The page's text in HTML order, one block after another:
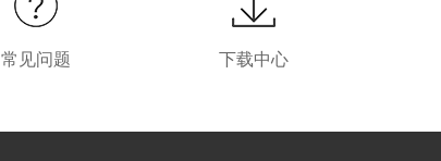
常见问题 下载中心